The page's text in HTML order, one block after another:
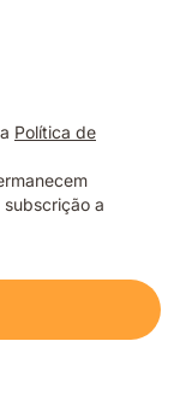
Política de
a